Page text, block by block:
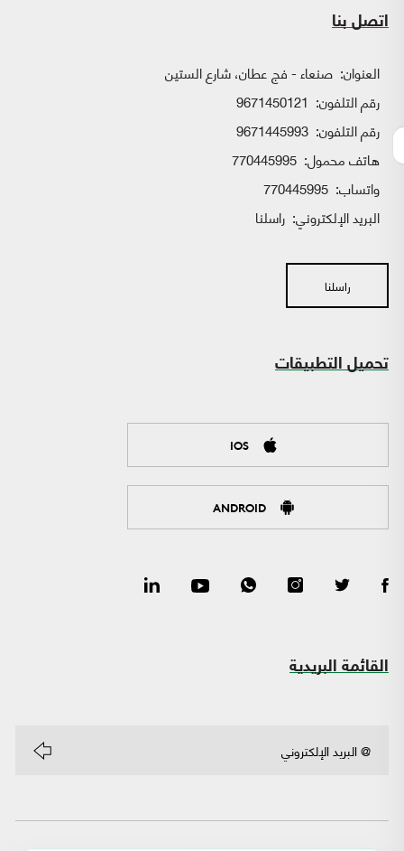
اتصل بنا
العنوان: صنعاء - فج عطان، شارع الستين
رقم التلفون: 9671450121
رقم التلفون: 9671445993
هاتف محمول: 770445995
واتساب:
البريد الإلكتروني: راسلنا
راسلنا
تحميل التطبيقات
IOS
ANDROID
القائمة البريدية